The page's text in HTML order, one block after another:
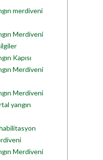
merdiveni
Merdiveni
Kapısı
Merdiveni
Merdiveni
yangın
Merdiveni